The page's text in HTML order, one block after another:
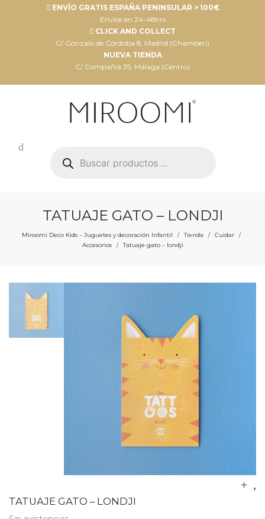
ENVÍO GRATIS ESPAÑA PENINSULAR > 100€
Envíos en 24-48hrs
CLICK AND COLLECT
C/ Gonzalo de Córdoba 8, Madrid (Chamberí)
NUEVA TIENDA
C/ Compañia 35, Málaga (Centro)
productos
TATUAJE GATO – LONDJI
Miroomi Deco Kids – Juguetes y decoración Infantil / Tienda / Cuidar /
Accesorios / Tatuaje gato – londji
TATUAJE GATO – LONDJI